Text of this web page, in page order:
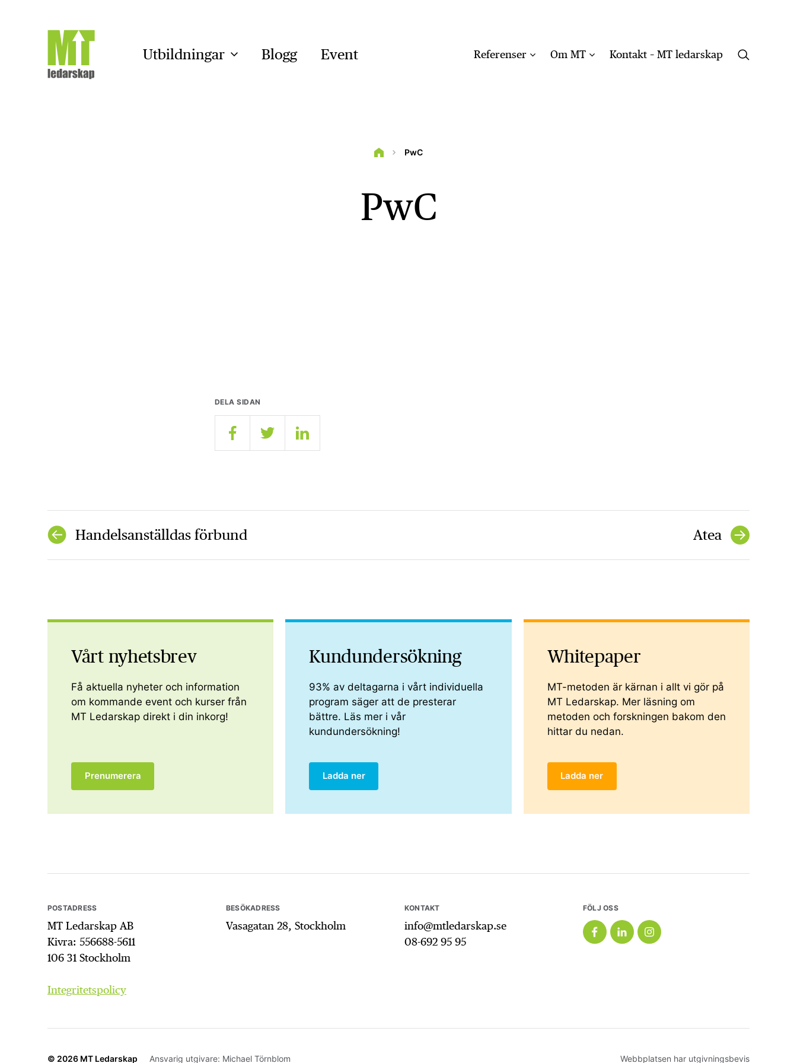
Utbildningar Blogg Event Referenser Om MT Kontakt – MT ledarskap
PwC
PwC
DELA SIDAN
Handelsanställdas förbund Atea
Vårt nyhetsbrev
Få aktuella nyheter och information
om kommande event och kurser från
MT Ledarskap direkt i din inkorg!
Prenumerera
Kund­­undersökning
93% av deltagarna i vårt individuella
program säger att de presterar
bättre. Läs mer i vår
kundundersökning!
Ladda ner
Whitepaper
MT-metoden är kärnan i allt vi gör på
MT Ledarskap. Mer läsning om
metoden och forskningen bakom den
hittar du nedan.
Ladda ner
POSTADRESS
MT Ledarskap AB
Kivra: 556688-5611
106 31 Stockholm
Integritetspolicy
BESÖKADRESS
Vasagatan 28, Stockholm
KONTAKT
info@mtledarskap.se
08-692 95 95
FÖLJ OSS
© 2026 MT Ledarskap Ansvarig utgivare: Michael Törnblom Webbplatsen har utgivningsbevis